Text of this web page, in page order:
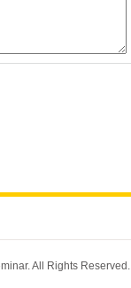
All Rights Reserved.